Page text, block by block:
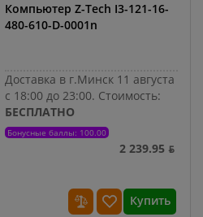
Компьютер Z-Tech I3-121-16-
480-610-D-0001n
Доставка в г.Минск 11 августа
с 18:00 до 23:00. Стоимость:
БЕСПЛАТНО
Бонусные баллы: 100.00
2 239.95 ƃ
Купить